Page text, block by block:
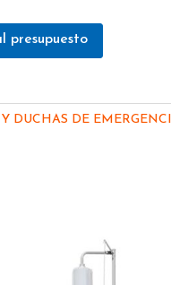
presupuesto
DUCHAS DE